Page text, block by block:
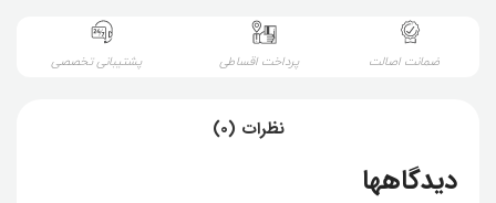
ضمانت اصالت پرداخت اقساطی پشتیبانی تخصصی
نظرات (0)
دیدگاهها